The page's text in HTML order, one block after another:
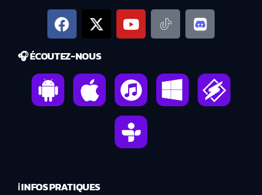
🎧 ÉCOUTEZ-NOUS
ℹ️ INFOS PRATIQUES